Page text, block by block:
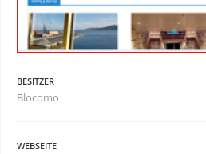
BESITZER
Blocomo
WEBSEITE